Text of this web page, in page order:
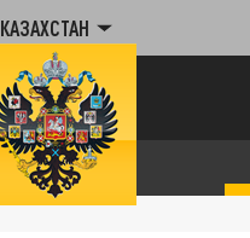
КАЗАХСТАН